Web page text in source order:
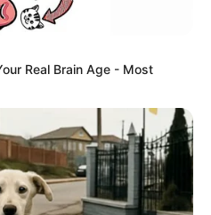
Real Brain Age - Most